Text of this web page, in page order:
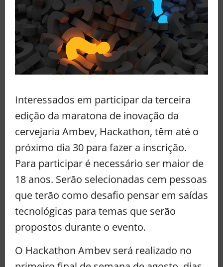
Interessados em participar da terceira
edição da maratona de inovação da
cervejaria Ambev, Hackathon, têm até o
próximo dia 30 para fazer a inscrição.
Para participar é necessário ser maior de
18 anos. Serão selecionadas cem pessoas
que terão como desafio pensar em saídas
tecnológicas para temas que serão
propostos durante o evento.
O Hackathon Ambev será realizado no